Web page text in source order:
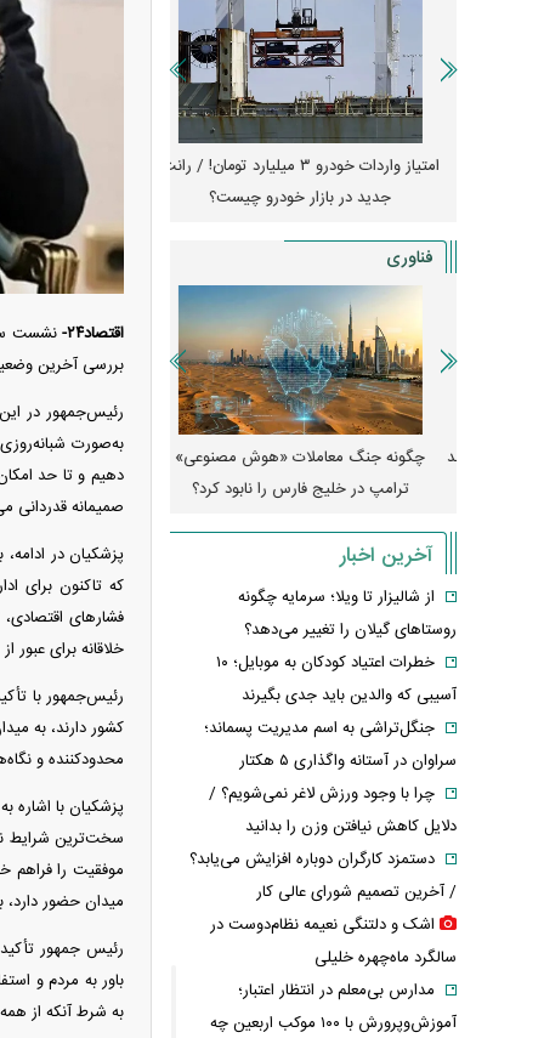
اقتصاد۲۴-
نشست
بررسی آخرین
رئیس‌جمهور در
به‌صورت شبانه‌روزی
دهیم و تا حد
صمیمانه قدردانی
پزشکیان در
که تاکنون برای
فشار‌های
خلاقانه برای
رئیس‌جمهور با
کشور دارند، به
محدودکننده و
پزشکیان با اشاره
سخت‌ترین شرایط
موفقیت را فراهم
میدان حضور دارد،
رئیس جمهور
باور به مردم و
به شرط آنکه از
امتیاز واردات خودرو ۳ میلیارد تومان! / رانت
جدید در بازار خودرو چیست؟
فناوری
چگونه جنگ معاملات «هوش مصنوعی»
ترامپ در خلیج فارس را نابود کرد؟
رویا شد؟
آخرین اخبار
از شالیزار تا ویلا؛ سرمایه چگونه
روستاهای گیلان را تغییر می‌دهد؟
خطرات اعتیاد کودکان به موبایل؛ ۱۰
آسیبی که والدین باید جدی بگیرند
جنگل‌تراشی به اسم مدیریت پسماند؛
سراوان در آستانه واگذاری ۵ هکتار
چرا با وجود ورزش لاغر نمی‌شویم؟ /
دلایل کاهش نیافتن وزن را بدانید
دستمزد کارگران دوباره افزایش می‌یابد؟
/ آخرین تصمیم شورای عالی کار
اشک و دلتنگی نعیمه نظام‌دوست در
سالگرد ماه‌چهره خلیلی
مدارس بی‌معلم در انتظار اعتبار؛
آموزش‌وپرورش با ۱۰۰ موکب اربعین چه